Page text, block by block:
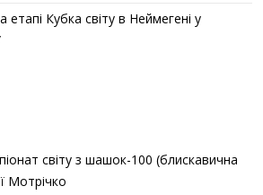
етапі Кубка світу в Неймегені у
світу з шашок-100 (блискавична
Мотрічко